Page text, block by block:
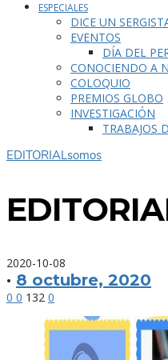
ESPECIALES
DICE UN
EVENTOS
DÍA DEL
CONOCIENDO A
COLOQUIO
PREMIOS GLOBO
INVESTIGACIÓN
TRABAJOS
EDITORIALsomos
2020-10-08
· 8 octubre, 2020
0 0 132 0